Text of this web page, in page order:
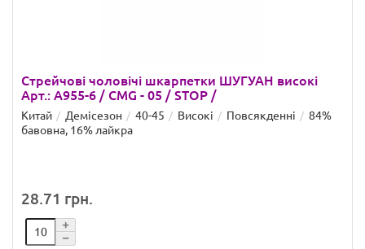
Стрейчові чоловічі шкарпетки ШУГУАН високі
Арт.: A955-6 / CMG - 05 / STOP /
Китай Демісезон 40-45 Високі Повсякденні
84%
бавовна, 16% лайкра
28.71 грн.